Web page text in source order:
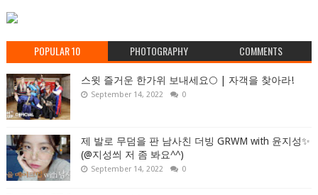
POPULAR 10 PHOTOGRAPHY COMMENTS
스윗 즐거운 한가위 보내세요🌕 | 자객을 찾아라!
September 14, 2022 0
제 발로 무덤을 판 남사친 더빙 GRWM with 윤지성✨
(@지성씌 저 좀 봐요^^)
September 14, 2022 0